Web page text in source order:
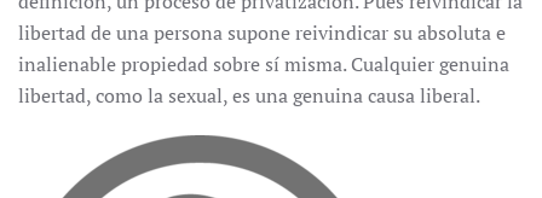
libertad de una persona supone reivindicar su absoluta e
inalienable propiedad sobre sí misma. Cualquier genuina
libertad, como la sexual, es una genuina causa liberal.